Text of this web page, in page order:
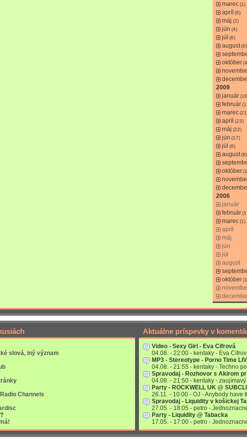
marec(1)
apríl (6)
máj (2)
jún (4)
júl (6)
august(6)
október
2009
január
február
marec
apríl (23)
máj (22)
jún (17)
júl (6)
august(8)
október
2006
január
február
marec(1)
apríl
máj
jún
júl
august
október
slová, iný význam
Channels
Aktuálne príspevky v
Video - Sexy Girl - Eva Cifrová
04.08. - 22:00 - kentaky - Eva
MP3 - Stereotype - Porno Time
04.08. - 21:55 - kentaky - Techno
Spravodaj - Rozhovor s Akirom
04.08. - 21:50 - kentaky -
Party - ROCKWELL UK @
26.11. - 10:00 - OJ - Anybody
Spravodaj - Liquidity v košickej
27.05. - 18:05 - petro -
Party - Liquidity @ Tabacka
17.05. - 17:00 - petro -